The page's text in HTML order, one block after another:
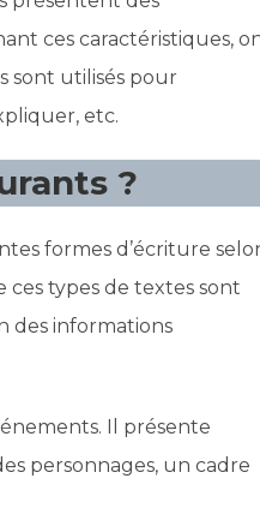
ces caractéristiques,
sont utilisés pour
etc.
?
formes d’écriture
ces types de textes sont
des informations
Il présente
personnages, un cadre